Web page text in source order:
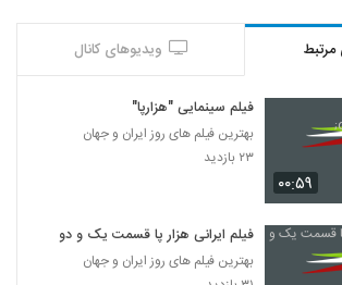
ویدیوهای کانال
۰۰:۵۹
فیلم سینمایی "هزارپا"
بهترین فیلم های روز ایران و جهان
۲۳ بازدید
فیلم ایرانی هزار پا قسمت یک و دو
بهترین فیلم های روز ایران و جهان